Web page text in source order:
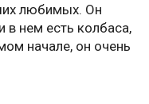
любимых. Он
в нем есть колбаса,
начале, он очень